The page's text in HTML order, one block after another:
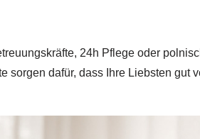
24h Pflege oder
dafür, dass Ihre Liebsten gut